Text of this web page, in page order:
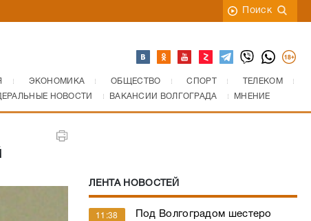
Поиск
ЭКОНОМИКА ОБЩЕСТВО СПОРТ
ТЕЛЕКОМ
НОВОСТИ ВАКАНСИИ ВОЛГОГРАДА МНЕНИЕ
ЛЕНТА НОВОСТЕЙ
11:38
Под Волгоградом шестеро